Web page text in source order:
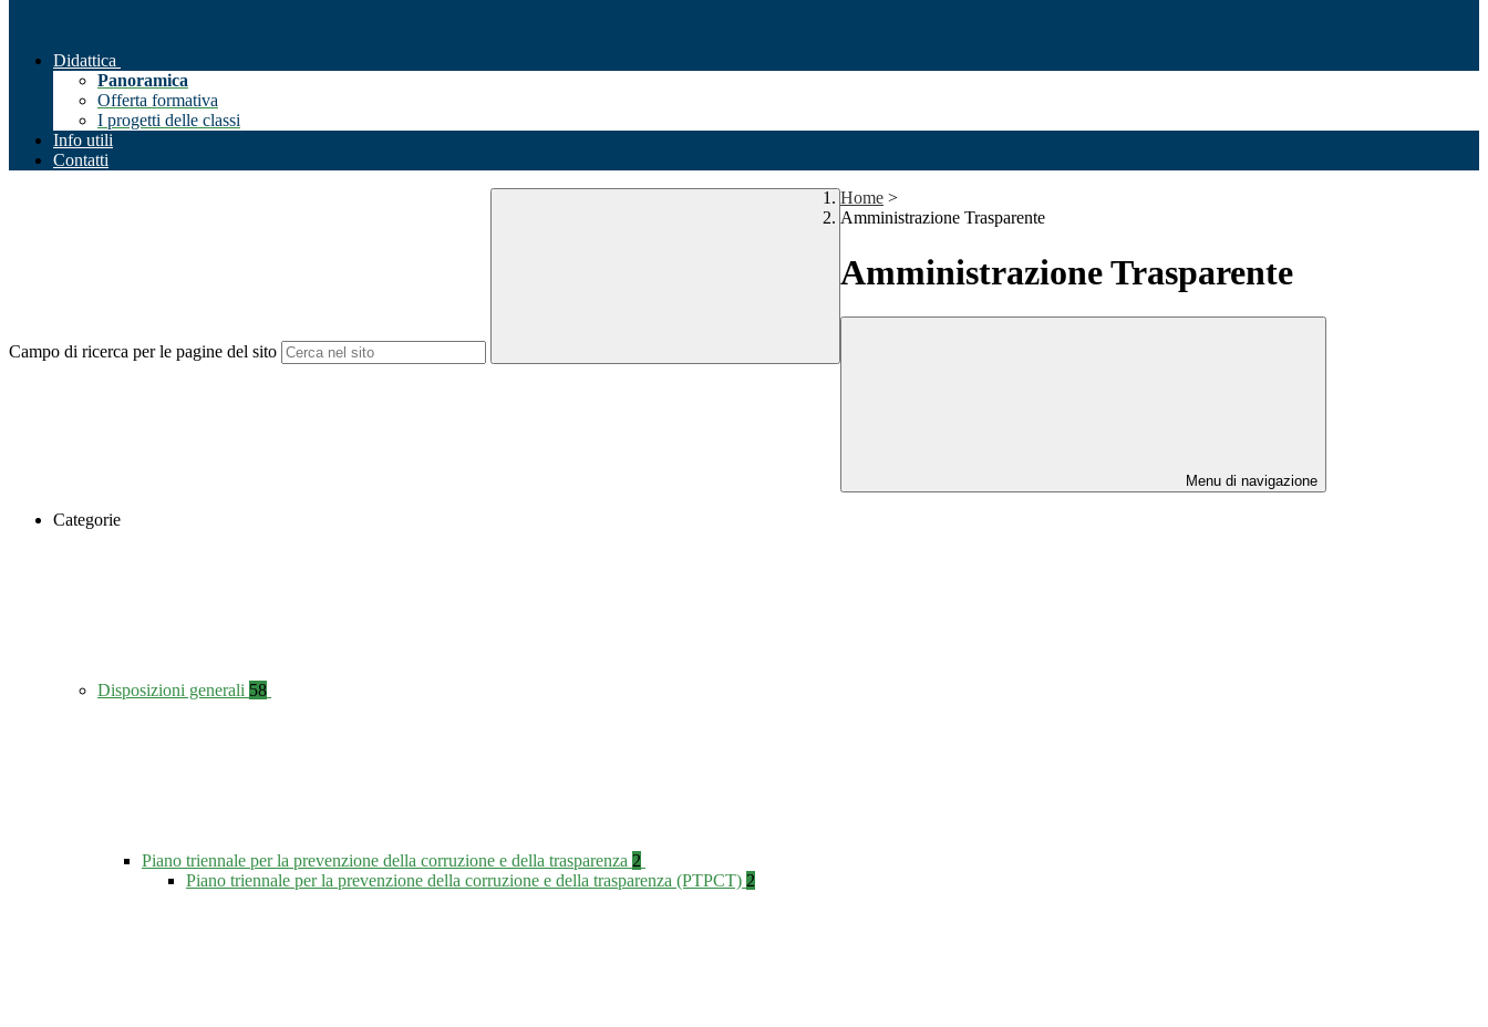
Didattica
Panoramica
Offerta formativa
I progetti delle classi
Info utili
Contatti
Campo di ricerca per le pagine del sito
Home >
Amministrazione Trasparente
Amministrazione Trasparente
Menu di navigazione
Categorie
Disposizioni generali 58
Piano triennale per la prevenzione della corruzione e della trasparenza 2
Piano triennale per la prevenzione della corruzione e della trasparenza (PTPCT) 2